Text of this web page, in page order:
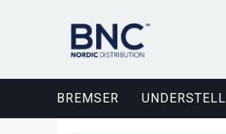
BREMSER UNDERSTELL